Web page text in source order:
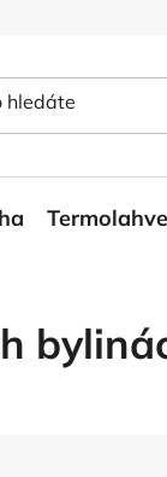
osobních údajů